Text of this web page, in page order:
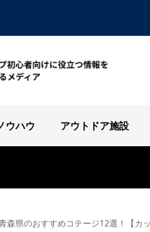
ウハウ アウトドア施設
森県のおすすめコテージ12選！【カ